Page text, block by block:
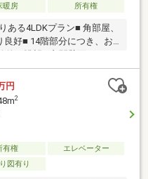
暖房 所有権
ある4LDKプラン■ 角部屋、
良好■ 14階部分につき、お
追加■ LDK・和室の窓には
ガラスフィルムを施工済み
ス温水式床暖房「ヌック」■
用施設】・エントランスラ
ム・パーティルーム・キッ
ット足洗い場・ゴミ置き場
)
円
2
有権
エレベーター
図有り